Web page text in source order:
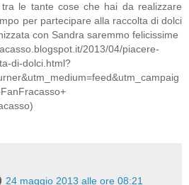
le tante cose che hai da realizzare
per partecipare alla raccolta di dolci
con Sandra saremmo felicissime
2013/04/piacere-
di-dolci.html?
24 maggio 2013 alle ore 08:21